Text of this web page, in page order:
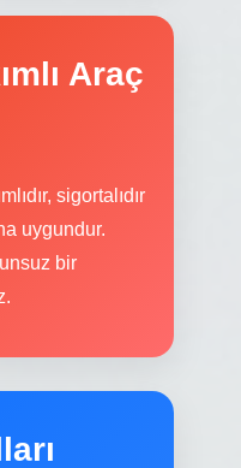
Araç
sigortalıdır
uygundur.
bir